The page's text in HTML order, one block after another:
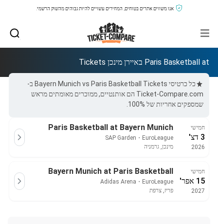
אנו משווים אתרים בטוחים, המחירים עשויים להיות גבוהים מהשוק הרשמי.
Paris Basketball at באיירן מינכן Tickets
כל כרטיסי Bayern Munich vs Paris Basketball Tickets ב-
Ticket-Compare.com הם אותנטיים, ממוכרים מאומתים מראש
שמספקים אחריות של 100%.
חמישי
3 דצ'
2026
Paris Basketball at Bayern Munich
EuroLeague
・
SAP Garden
מינכן, גרמניה
חמישי
15 אפר'
2027
Bayern Munich at Paris Basketball
EuroLeague
・
Adidas Arena
פריז, צרפת